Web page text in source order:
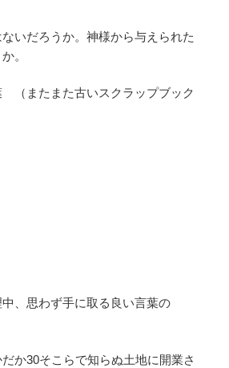
いだろうか。神様から与えられた
。
（またまた古いスクラップブック
、思わず手に取る良い言葉の
か30そこらで知らぬ土地に開業さ